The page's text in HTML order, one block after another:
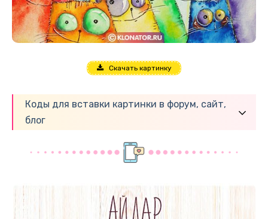
Скачать картинку
Коды для вставки картинки в форум, сайт,
блог